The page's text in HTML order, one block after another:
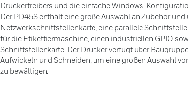
Druckertreibers und die einfache Windows-
Der PD45S enthält eine große Auswahl an Zubehör
Netzwerkschnittstellenkarte, eine parallele
für die Etikettiermaschine, einen industriellen GPIO
Schnittstellenkarte. Der Drucker verfügt über
Aufwickeln und Schneiden, um eine großen Auswahl
zu bewältigen.